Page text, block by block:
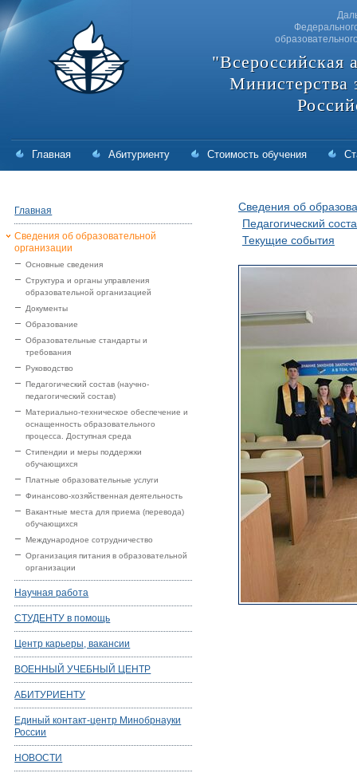
"Всероссийская
Министерства
Главная Абитуриенту Стоимость обучения
Главная
Сведения об образовательной
организации
Основные сведения
Структура и органы управления
образовательной организацией
Документы
Образование
Образовательные стандарты и
требования
Руководство
Педагогический состав (научно-
педагогический состав)
Материально-техническое обеспечение и
оснащенность образовательного
процесса. Доступная среда
Стипендии и меры поддержки
обучающихся
Платные образовательные услуги
Финансово-хозяйственная деятельность
Вакантные места для приема (перевода)
обучающихся
Международное сотрудничество
Организация питания в образовательной
организации
Научная работа
СТУДЕНТУ в помощь
Центр карьеры, вакансии
ВОЕННЫЙ УЧЕБНЫЙ ЦЕНТР
АБИТУРИЕНТУ
Единый контакт-центр Минобрнауки
России
НОВОСТИ
Сведения об
Педагогический
Текущие события